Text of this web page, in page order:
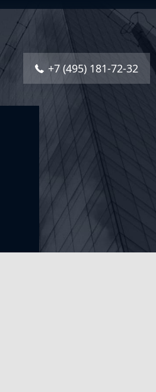
+7 (495) 181-72-32
Главная
Услуги
Решения
Каталог ПО
О компании
Контакты